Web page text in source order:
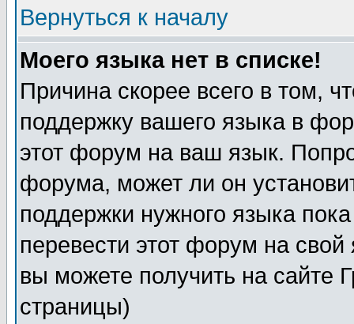
Вернуться к началу
Моего языка нет в списке!
Причина скорее всего в том,
поддержку вашего языка в
этот форум на ваш язык.
форума, может ли он
поддержки нужного языка
перевести этот форум на
вы можете получить на сайте
страницы)